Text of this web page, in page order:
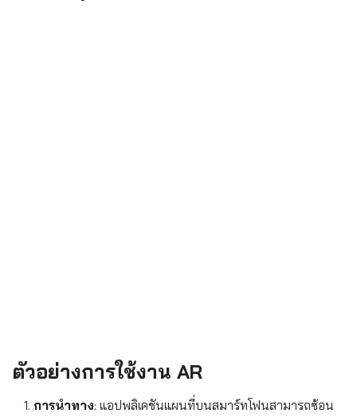
ตัวอย่างการใช้งาน AR
การนำทาง: แอปพลิเคชันแผนที่บนสมาร์ทโฟนสามารถซ้อน